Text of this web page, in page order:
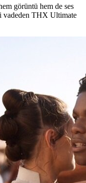
görüntü hem de ses
vadeden THX Ultimate